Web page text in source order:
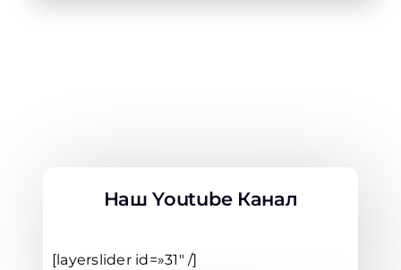
Наш Youtube Канал
[layerslider id=»31″ /]